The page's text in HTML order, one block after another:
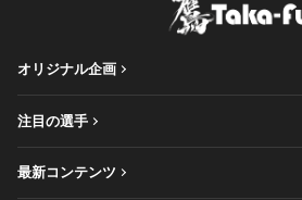
オリジナル企画
注目の選手
最新コンテンツ